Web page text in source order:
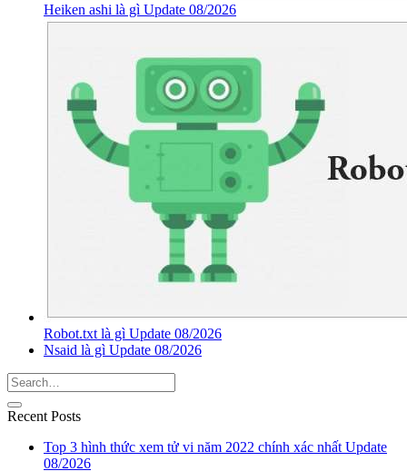
Heiken ashi là gì Update 08/2026
Robot.txt là gì Update 08/2026
Nsaid là gì Update 08/2026
Recent Posts
Top 3 hình thức xem tử vi năm 2022 chính xác nhất Update
08/2026